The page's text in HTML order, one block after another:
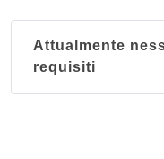
Attualmente
requisiti